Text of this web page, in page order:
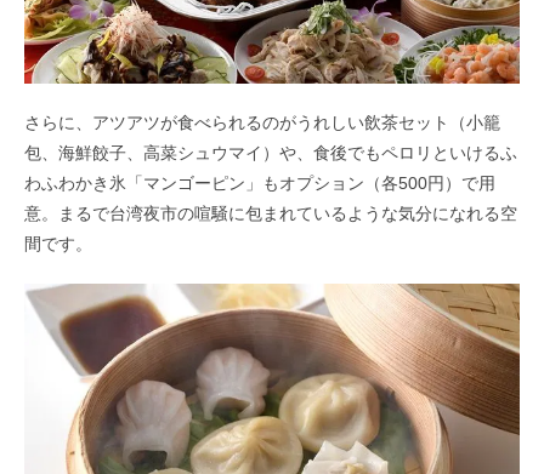
さらに、アツアツが食べられるのがうれしい飲茶セット（小籠
包、海鮮餃子、高菜シュウマイ）や、食後でもペロリといけるふ
わふわかき氷「マンゴーピン」もオプション（各500円）で用
意。まるで台湾夜市の喧騒に包まれているような気分になれる空
間です。